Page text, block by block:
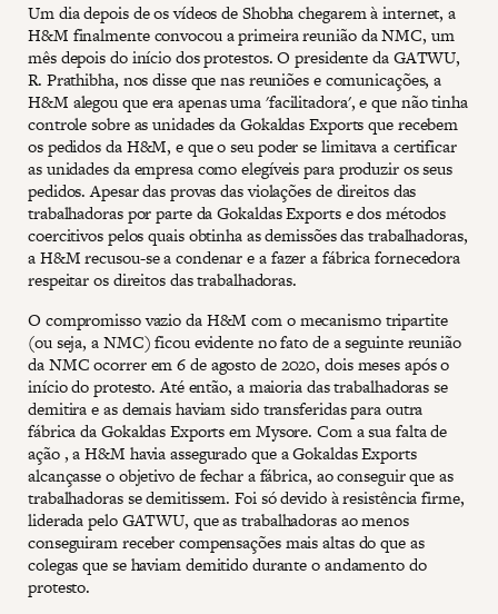
Um dia depois de os vídeos de Shobha chegarem à internet, a
H&M finalmente convocou a primeira reunião da NMC, um
mês depois do início dos protestos. O presidente da GATWU,
R. Prathibha, nos disse que nas reuniões e comunicações, a
H&M alegou que era apenas uma 'facilitadora', e que não tinha
controle sobre as unidades da Gokaldas Exports que recebem
os pedidos da H&M, e que o seu poder se limitava a certificar
as unidades da empresa como elegíveis para produzir os seus
pedidos. Apesar das provas das violações de direitos das
trabalhadoras por parte da Gokaldas Exports e dos métodos
coercitivos pelos quais obtinha as demissões das trabalhadoras,
a H&M recusou-se a condenar e a fazer a fábrica fornecedora
respeitar os direitos das trabalhadoras.
O compromisso vazio da H&M com o mecanismo tripartite
(ou seja, a NMC) ficou evidente no fato de a seguinte reunião
da NMC ocorrer em 6 de agosto de 2020, dois meses após o
início do protesto. Até então, a maioria das trabalhadoras se
demitira e as demais haviam sido transferidas para outra
fábrica da Gokaldas Exports em Mysore. Com a sua falta de
ação , a H&M havia assegurado que a Gokaldas Exports
alcançasse o objetivo de fechar a fábrica, ao conseguir que as
trabalhadoras se demitissem. Foi só devido à resistência firme,
liderada pelo GATWU, que as trabalhadoras ao menos
conseguiram receber compensações mais altas do que as
colegas que se haviam demitido durante o andamento do
protesto.